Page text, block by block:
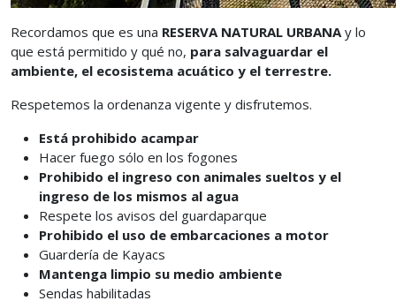
Recordamos que es una RESERVA NATURAL URBANAy lo
que está permitido y qué no, para salvaguardar el
ambiente, el ecosistema acuático y el terrestre.
Respetemos la ordenanza vigente y disfrutemos.
Está prohibido acampar
Hacer fuego sólo en los fogones
Prohibido el ingreso con animales sueltos y el
ingreso de los mismos al agua
Respete los avisos del guardaparque
Prohibido el uso de embarcaciones a motor
Guardería de Kayacs
Mantenga limpio su medio ambiente
Sendas habilitadas